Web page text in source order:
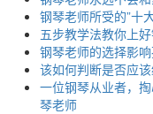
钢琴老师所受的”十
五步教学法教你上
钢琴老师的选择影
该如何判断是否应
一位钢琴从业者，
琴老师